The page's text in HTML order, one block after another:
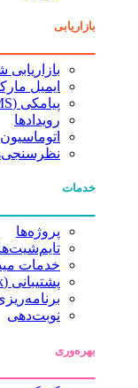
بازاریابی
ایمیل
پیامکی (SMS مارکتینگ)
رویدادها
اتوماسیون
خدمات
پروژه‌ها
خدمات
پشتیبانی (Helpdesk)
نوبت‌دهی
بهره‌وری